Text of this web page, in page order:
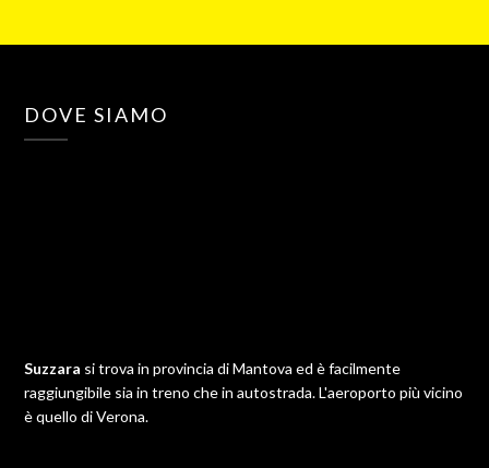
DOVE SIAMO
Suzzara si trova in provincia di Mantova ed è facilmente
raggiungibile sia in treno che in autostrada. L'aeroporto più vicino
è quello di Verona.